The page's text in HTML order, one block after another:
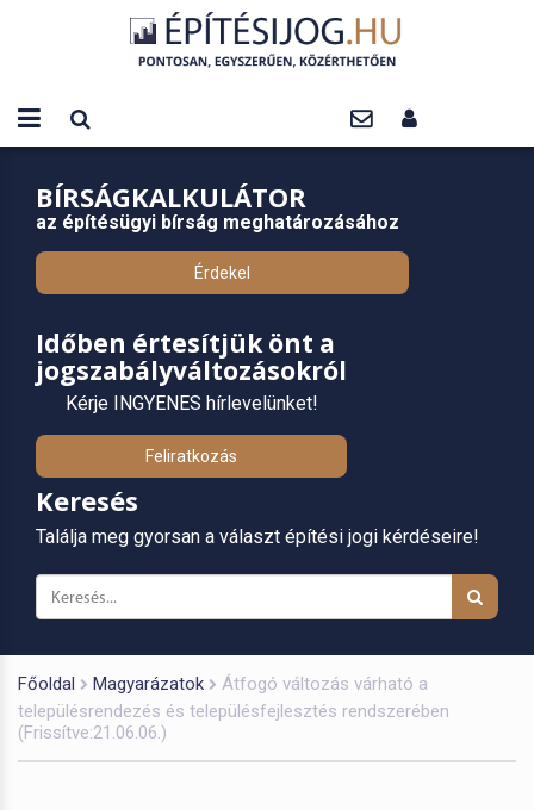
BÍRSÁGKALKULÁTOR
az építésügyi bírság meghatározásához
Érdekel
Időben értesítjük önt a
jogszabályváltozásokról
Kérje INGYENES hírlevelünket!
Feliratkozás
Keresés
Találja meg gyorsan a választ építési jogi kérdéseire!
Főoldal Magyarázatok
Átfogó változás várható a
településrendezés és településfejlesztés rendszerében
(Frissítve:21.06.06.)